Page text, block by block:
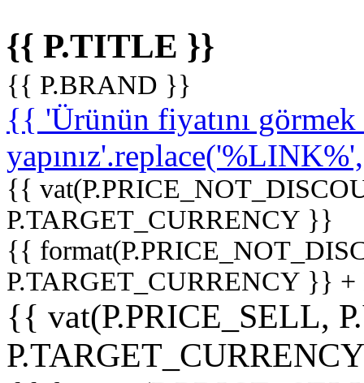
{{ P.TITLE }}
{{ P.BRAND }}
{{ 'Ürünün fiyatını
{{
P.TARGET_CURRENCY }}
{{
P.TARGET_CURRENCY }}
{{ vat(P.PRICE_SELL,